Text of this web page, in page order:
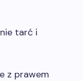
tarć i
z prawem